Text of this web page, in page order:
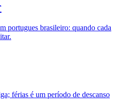
portugues brasileiro: quando cada
férias é um período de descanso